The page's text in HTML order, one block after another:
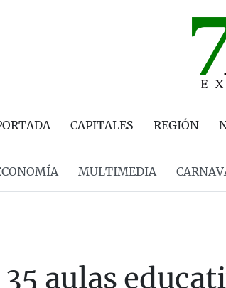
CAPITALES REGIÓN
MULTIMEDIA
aulas